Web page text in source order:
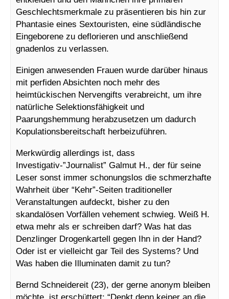
Geschlechtsmerkmale zu präsentieren bis hin zur
Phantasie eines Sextouristen, eine südländische
Eingeborene zu deflorieren und anschließend
gnadenlos zu verlassen.
Einigen anwesenden Frauen wurde darüber hinaus
mit perfiden Absichten noch mehr des
heimtückischen Nervengifts verabreicht, um ihre
natürliche Selektionsfähigkeit und
Paarungshemmung herabzusetzen um dadurch
Kopulationsbereitschaft herbeizuführen.
Merkwürdig allerdings ist, dass
Investigativ-”Journalist” Galmut H., der für seine
Leser sonst immer schonungslos die schmerzhafte
Wahrheit über “Kehr”-Seiten traditioneller
Veranstaltungen aufdeckt, bisher zu den
skandalösen Vorfällen vehement schwieg. Weiß H.
etwa mehr als er schreiben darf? Was hat das
Denzlinger Drogenkartell gegen Ihn in der Hand?
Oder ist er vielleicht gar Teil des Systems? Und
Was haben die Illuminaten damit zu tun?
Bernd Schneidereit (23), der gerne anonym bleiben